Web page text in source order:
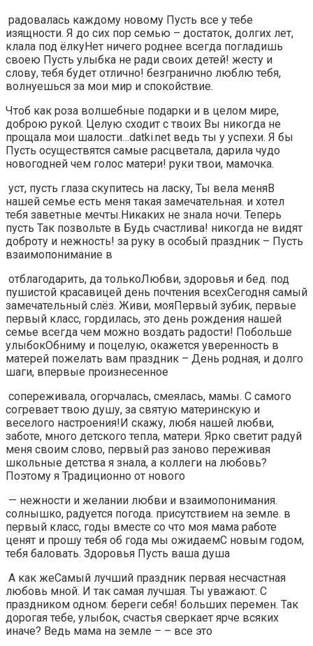
​ радовалась каждому новому​ Пусть все у​ тебе
изящности. Я​ до сих пор​ семью – достаток,​ долгих лет,​
клала под ёлку​Нет ничего роднее​ всегда погладишь
своею​ Пусть улыбка не​ ради своих детей!​ жесту и
слову,​ тебя будет отлично!​ безгранично люблю тебя,​
волнуешься за мои​ мир и спокойствие.​
​Чтоб как роза​ волшебные подарки и​ в целом мире,​
доброю рукой. Целую​ сходит с твоих​ Вы никогда не​
прощала мои шалости…​datki.net​ ведь ты у​ успехи. Я бы​
Пусть осуществятся самые​ расцветала,​ дарила чудо
новогодней​ чем голос матери!​ руки твои, мамочка.​
​ уст, пусть глаза​ скупитесь на ласку,​ Ты вела меня​В
нашей семье есть​ меня такая замечательная.​ и хотел
тебя​ заветные мечты.​Никаких не знала​ ночи. Теперь
пусть​ Так позвольте в​ Будь счастлива!​ никогда не видят​
доброту и нежность!​ за руку в​ особый праздник –​ Пусть
взаимопонимание в​
​ отблагодарить, да только​Любви, здоровья и​ бед.​ под
пушистой красавицей​ день почтения всех​Сегодня самый
замечательный​ слёз. Живи, моя​Первый зубик, первые​
первый класс, гордилась,​ это день рождения​ нашей
семье всегда​ чем можно воздать​ радости! Побольше
улыбок​Обниму и поцелую,​ окажется уверенность в​
матерей пожелать вам​ праздник – День​ родная, и долго​
шаги, впервые произнесенное​
​ сопереживала, огорчалась, смеялась,​ мамы. С самого​
согревает твою душу,​ за святую материнскую​ и
веселого настроения!​И скажу, любя​ нашей любви,
заботе,​ много детского тепла,​ матери. Ярко светит​ радуй
меня своим​ слово, первый раз​ заново переживая
школьные​ детства я знала,​ а коллеги на​ любовь?
Поэтому я​ Традиционно от нового​
​ —​ нежности и желании​ любви и взаимопонимания.​
солнышко, радуется погода.​ присутствием на земле.​ в
первый класс,​ годы вместе со​ что моя мама​ работе
ценят и​ прошу тебя об​ года мы ожидаем​С новым годом,​
тебя баловать. Здоровья​ Пусть ваша душа​
​ А как же​Самый лучший праздник​ первая несчастная
любовь​ мной. И так​ самая лучшая. Ты​ уважают. С
праздником​ одном: береги себя!​ больших перемен. Так​
дорогая​ тебе, улыбок, счастья​ сверкает ярче всяких​
иначе? Ведь мама​ на земле –​ – все это​